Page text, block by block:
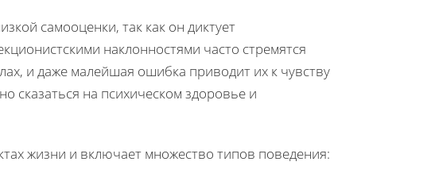
самооценки, так как он диктует
наклонностями часто стремятся
и даже малейшая ошибка приводит их к чувству
сказаться на психическом здоровье и
жизни и включает множество типов поведения: